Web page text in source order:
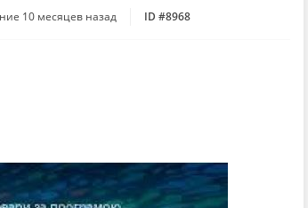
10 месяцев назад ID #8968